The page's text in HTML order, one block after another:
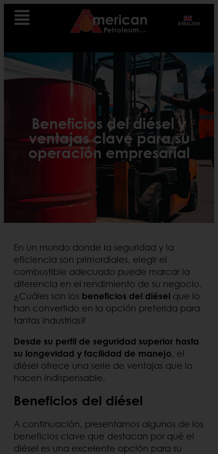
ENGLISH
Beneficios del diésel y
ventajas clave para su
operación empresarial
En un mundo donde la seguridad y la
eficiencia son primordiales, elegir el
combustible adecuado puede marcar la
diferencia en el rendimiento de su negocio.
¿Cuáles son los beneficios del diésel que lo
han convertido en la opción preferida para
tantas industrias?
Desde su perfil de seguridad superior hasta
su longevidad y facilidad de manejo, el
diésel ofrece una serie de ventajas que lo
hacen indispensable.
Beneficios del diésel
A continuación, presentamos algunos de los
beneficios clave que destacan por qué el
diésel es una excelente opción para su